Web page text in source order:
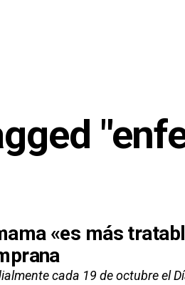
«es más
cada 19 de octubre el